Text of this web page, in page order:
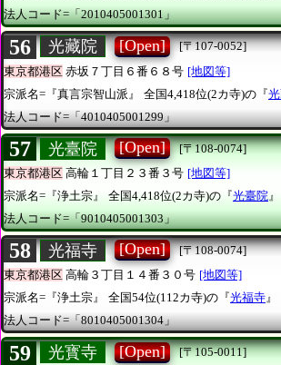
法人コード=「2010405001301」
56 光藏院 [Open]
[〒107-0052]
東京都港区 赤坂７丁目６番６８号 [地図等]
宗派名=『真言宗智山派』
全国4,418位(2カ寺)の『
法人コード=「4010405001299」
57 光臺院 [Open]
[〒108-0074]
東京都港区 高輪１丁目２３番３号 [地図等]
宗派名=『浄土宗』
全国4,418位(2カ寺)の『光臺院
法人コード=「9010405001303」
58 光福寺 [Open]
[〒108-0074]
東京都港区 高輪３丁目１４番３０号 [地図等]
宗派名=『浄土宗』
全国54位(112カ寺)の『光福寺
法人コード=「8010405001304」
59 光寳寺 [Open] [〒105-0011]